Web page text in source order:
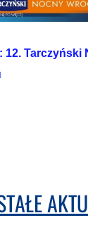
12. Tarczyński